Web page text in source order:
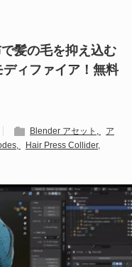
髪の毛を抑え込む
ィファイア！無料
Blender アセット
ア
Hair Press Collider